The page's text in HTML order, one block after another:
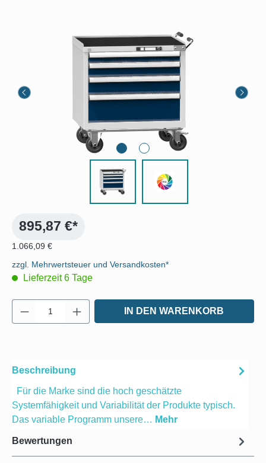
895,87 €*
1.066,09 €
zzgl. Mehrwertsteuer und Versandkosten*
Lieferzeit 6 Tage
Produkt Anzahl: Gib den gewünschten
IN DEN WARENKORB
Beschreibung
Für die Marke sind die hoch geschätzte
Systemfähigkeit und Variabilität der Produkte typisch.
Das variable Programm unsere… Mehr
Bewertungen